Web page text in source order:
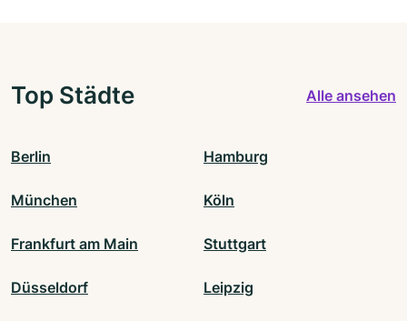
Top Städte Alle ansehen
Berlin Hamburg
München Köln
Frankfurt am Main Stuttgart
Düsseldorf Leipzig